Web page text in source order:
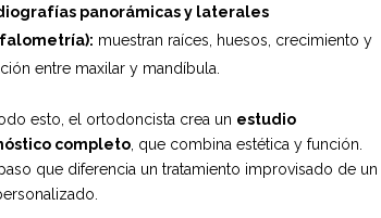
panorámicas y laterales
muestran raíces, huesos, crecimiento y
entre maxilar y mandíbula.
esto, el ortodoncista crea un estudio
completo , que combina estética y función.
que diferencia un tratamiento improvisado de un